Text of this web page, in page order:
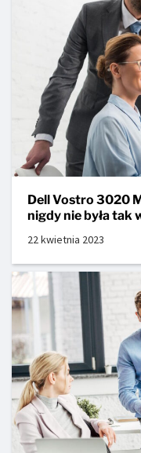
Dell Vostro 3020
nigdy nie była tak
22 kwietnia 2023